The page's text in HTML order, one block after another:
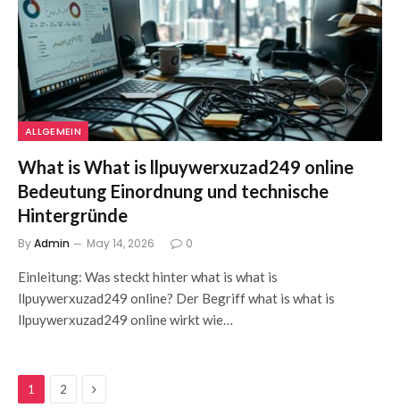
ALLGEMEIN
What is What is llpuywerxuzad249 online
Bedeutung Einordnung und technische
Hintergründe
ByAdmin May 14, 2026 0
Einleitung: Was steckt hinter what is what is
llpuywerxuzad249 online? Der Begriff what is what is
llpuywerxuzad249 online wirkt wie…
1 2 Next